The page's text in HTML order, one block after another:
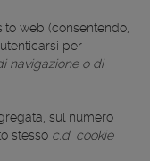
web (consentendo,
per
navigazione o di
sul numero
stesso c.d. cookie